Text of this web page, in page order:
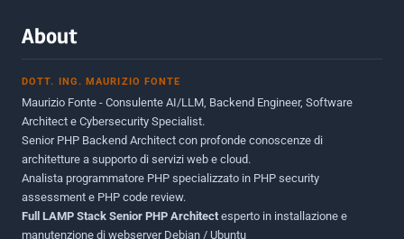
Giugno 2012
Maggio 2011
Dicembre 2010
Ottobre 2010
Maggio 2010
About
DOTT. ING. MAURIZIO FONTE
Maurizio Fonte - Consulente AI/LLM, Backend Engineer, Software
Architect e Cybersecurity Specialist.
Senior PHP Backend Architect con profonde conoscenze di
architetture a supporto di servizi web e cloud.
Analista programmatore PHP specializzato in PHP security
assessment e PHP code review.
Full LAMP Stack Senior PHP Architect esperto in installazione e
manutenzione di webserver Debian / Ubuntu